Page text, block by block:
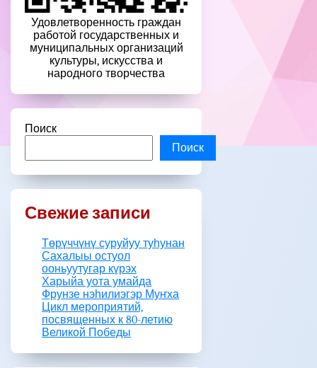
Удовлетворенность граждан
работой государственных и
муниципальных организаций
культуры, искусства и
народного творчества
Поиск
Поиск
Свежие записи
Төрүччүнү суруйуу туһунан
Сахалыы остуол
ооньуутугар күрэх
Харыйа уота умайда
Фрунзе нэһилиэгэр Муҥха
Цикл мероприятий,
посвященных к 80-летию
Великой Победы